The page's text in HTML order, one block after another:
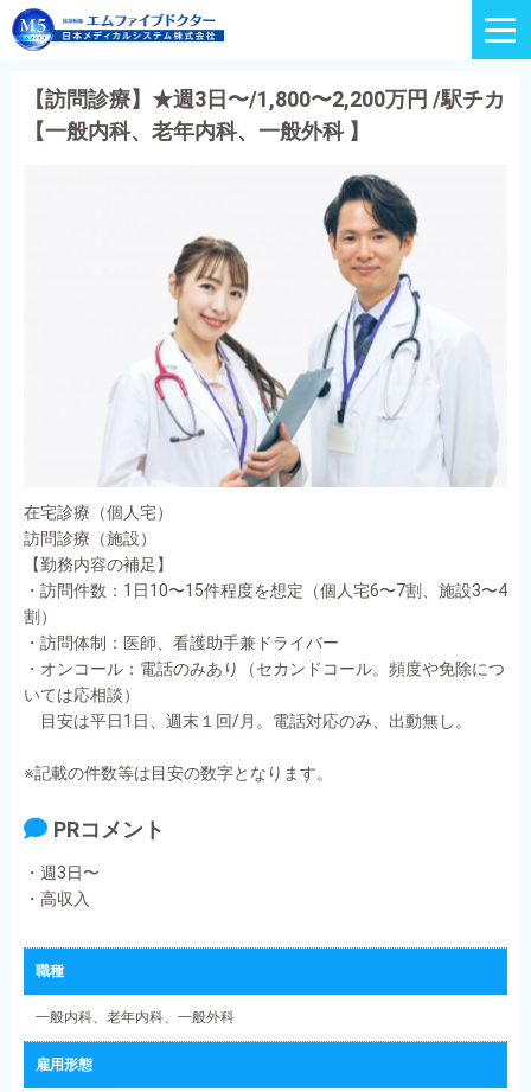
【訪問診療】★週3日〜/1,800〜2,200万円 /駅チカ
【一般内科、老年内科、一般外科 】
在宅診療（個人宅）
訪問診療（施設）
【勤務内容の補足】
・訪問件数：1日10〜15件程度を想定（個人宅6〜7割、施設3〜4
割）
・訪問体制：医師、看護助手兼ドライバー
・オンコール：電話のみあり（セカンドコール。頻度や免除につ
いては応相談）
目安は平日1日、週末１回/月。電話対応のみ、出動無し。
※記載の件数等は目安の数字となります。
PRコメント
・週3日〜
・高収入
職種
一般内科、老年内科、一般外科
雇用形態